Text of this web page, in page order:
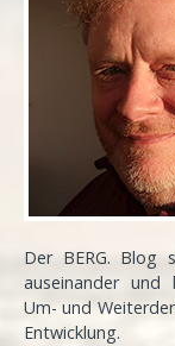
Der BERG. Blog
auseinander und
Um- und
Entwicklung.